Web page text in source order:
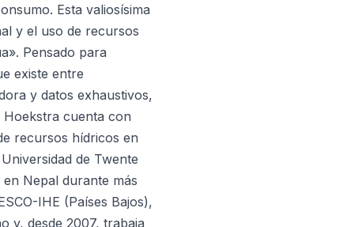
Esta valiosísima
y el uso de recursos
Pensado para
existe entre
y datos exhaustivos,
cuenta con
recursos hídricos en
de Twente
Nepal durante más
IHE (Países Bajos),
y, desde 2007, trabaja